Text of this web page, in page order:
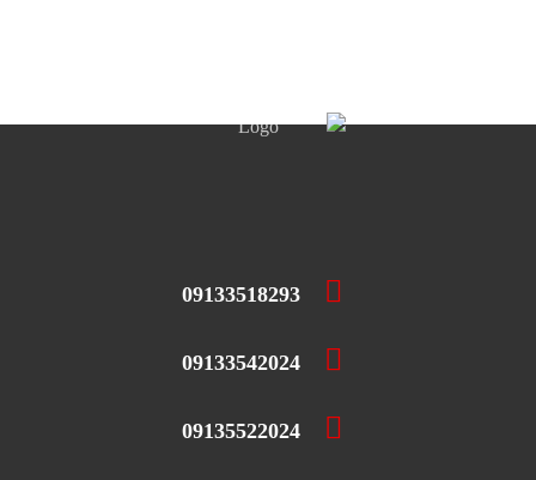
09133518293
09133542024
09135522024